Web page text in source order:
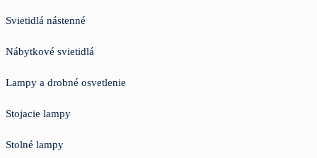
Svietidlá nástenné
Nábytkové svietidlá
Lampy a drobné osvetlenie
Stojacie lampy
Stolné lampy